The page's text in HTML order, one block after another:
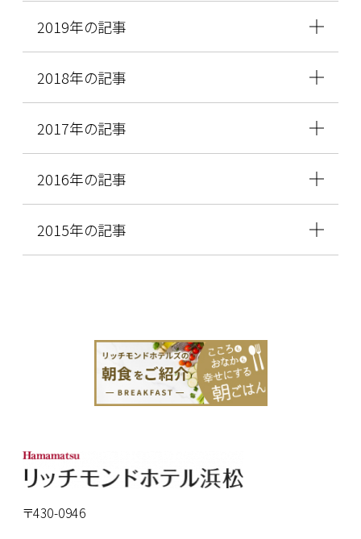
2019年の記事
2018年の記事
2017年の記事
2016年の記事
2015年の記事
〒430-0946